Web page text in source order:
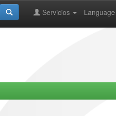
Language
Servicios